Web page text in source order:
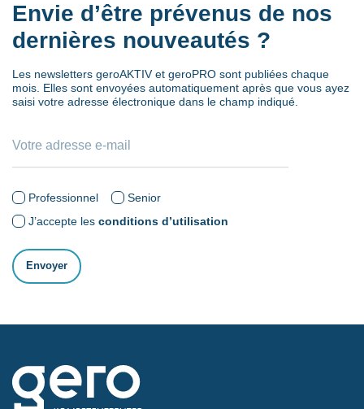
Envie d’être prévenus de nos
dernières nouveautés ?
Les newsletters geroAKTIV et geroPRO sont publiées chaque
mois. Elles sont envoyées automatiquement après que vous ayez
saisi votre adresse électronique dans le champ indiqué.
Professionnel
Senior
J’accepte les conditions d’utilisation